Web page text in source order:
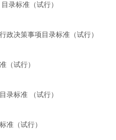
录标准（试行）
政决策事项目录标准（试行）
（试行）
录标准 （试行）
准（试行）